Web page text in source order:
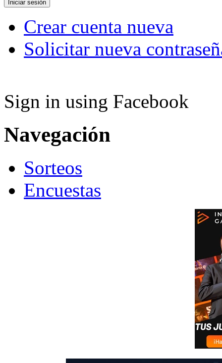
Crear cuenta nueva
Solicitar nueva
Sign in using Facebook
Navegación
Sorteos
Encuestas